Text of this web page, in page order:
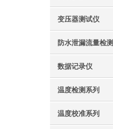
变压器测试仪
防水泄漏流量检测
数据记录仪
温度检测系列
温度校准系列